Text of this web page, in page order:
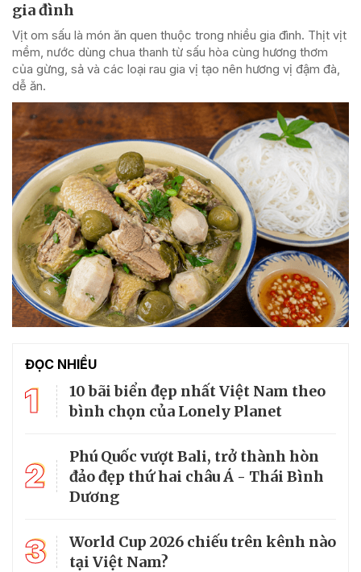
gia đình
Vịt om sấu là món ăn quen thuộc trong nhiều gia đình. Thịt vịt
mềm, nước dùng chua thanh từ sấu hòa cùng hương thơm
của gừng, sả và các loại rau gia vị tạo nên hương vị đậm đà,
dễ ăn.
ĐỌC NHIỀU
1
10 bãi biển đẹp nhất Việt Nam theo
bình chọn của Lonely Planet
2
Phú Quốc vượt Bali, trở thành hòn
đảo đẹp thứ hai châu Á - Thái Bình
Dương
3
World Cup 2026 chiếu trên kênh nào
tại Việt Nam?